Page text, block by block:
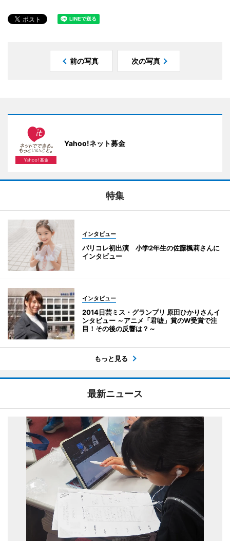
前の写真 次の写真
Yahoo!ネット募金
特集
インタビュー
パリコレ初出演 小学2年生の佐藤楓莉さんに
インタビュー
インタビュー
2014日芸ミス・グランプリ 原田ひかりさんイ
ンタビュー ～アニメ「君嘘」賞のW受賞で注
目！その後の反響は？～
もっと見る
最新ニュース